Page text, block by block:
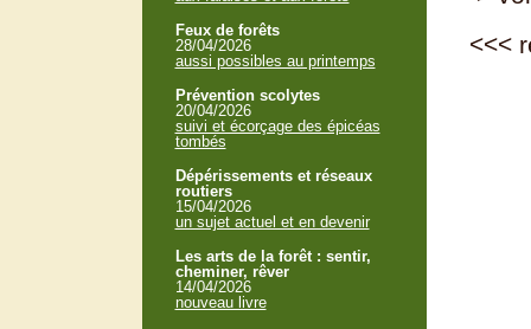
<<<
Feux de forêts
28/04/2026
aussi possibles au printemps
Prévention scolytes
20/04/2026
suivi et écorçage des épicéas
tombés
Dépérissements et réseaux
routiers
15/04/2026
un sujet actuel et en devenir
Les arts de la forêt : sentir,
cheminer, rêver
14/04/2026
nouveau livre